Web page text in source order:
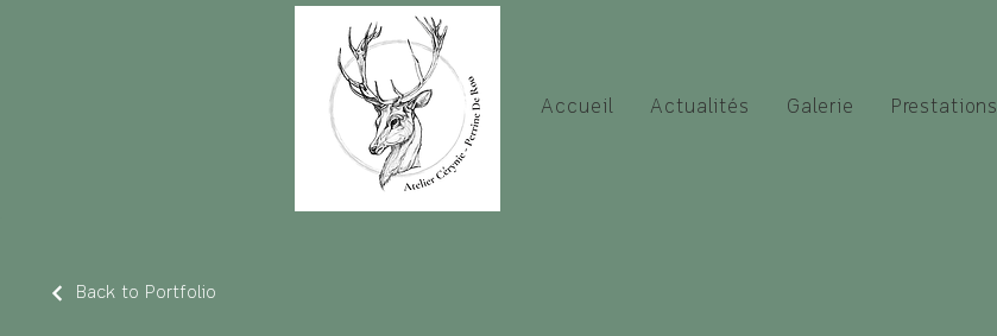
Accueil Actualités Galerie Prestations
Back to Portfolio